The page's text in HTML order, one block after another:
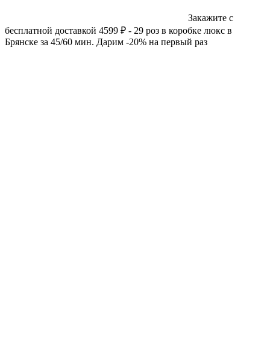
Закажите с
бесплатной доставкой 4599 ₽ - 29 роз в коробке люкс в
Брянске за 45/60 мин. Дарим -20% на первый раз